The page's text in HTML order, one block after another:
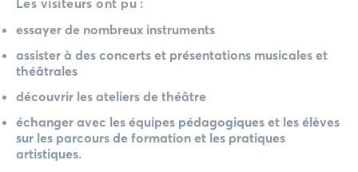
Les visiteurs ont pu :
essayer de nombreux instruments
assister à des concerts et présentations musicales et
théâtrales
découvrir les ateliers de théâtre
échanger avec les équipes pédagogiques et les élèves
sur les parcours de formation et les pratiques
artistiques.